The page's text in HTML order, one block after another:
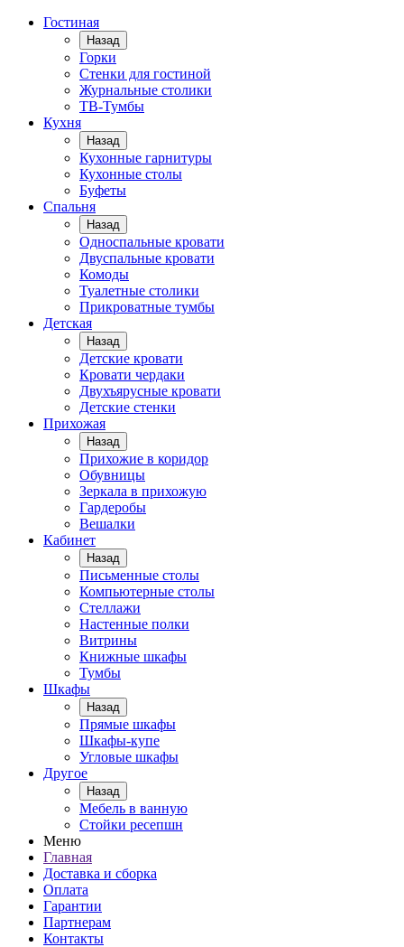
Гостиная
Назад
Горки
Стенки для гостиной
Журнальные столики
TВ-Тумбы
Кухня
Назад
Кухонные гарнитуры
Кухонные столы
Буфеты
Спальня
Назад
Односпальные кровати
Двуспальные кровати
Комоды
Туалетные столики
Прикроватные тумбы
Детская
Назад
Детские кровати
Кровати чердаки
Двухъярусные кровати
Детские стенки
Прихожая
Назад
Прихожие в коридор
Обувницы
Зеркала в прихожую
Гардеробы
Вешалки
Кабинет
Назад
Письменные столы
Компьютерные столы
Стеллажи
Настенные полки
Витрины
Книжные шкафы
Тумбы
Шкафы
Назад
Прямые шкафы
Шкафы-купе
Угловые шкафы
Другое
Назад
Мебель в ванную
Стойки ресепшн
Меню
Главная
Доставка и сборка
Оплата
Гарантии
Партнерам
Контакты